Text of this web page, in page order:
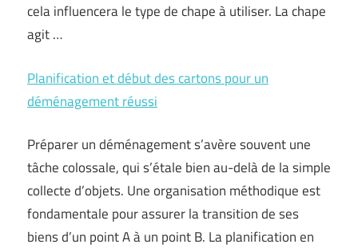
cela influencera le type de chape à utiliser. La chape
agit …
Planification et début des cartons pour un
déménagement réussi
Préparer un déménagement s’avère souvent une
tâche colossale, qui s’étale bien au-delà de la simple
collecte d’objets. Une organisation méthodique est
fondamentale pour assurer la transition de ses
biens d’un point A à un point B. La planification en